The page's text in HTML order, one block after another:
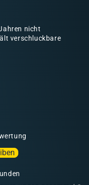
nicht
verschluckbare